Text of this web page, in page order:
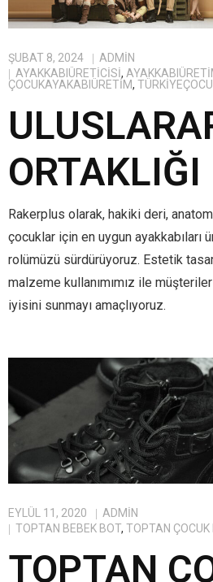
ŞUBAT 8, 2024
ADMIN
AYAKKABIÜRETICISI,
ÇOCUKAYAKABIÜRETIM,
ORTAKLIĞI
Rakerplus olarak, hakiki deri,
çocuklar için en uygun ayakkabıları
rolümüzü sürdürüyoruz. Estetik
malzeme kullanımımız ile
iyisini sunmayı amaçlıyoruz.
EYLÜL 11, 2020
ADMIN
TOPTAN BEBEK BOT, TOPTAN ÇOCUK
TOPTAN